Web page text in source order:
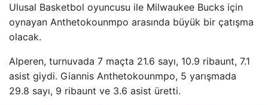
Ulusal Basketbol oyuncusu ile Milwaukee Bucks için
oynayan Anthetokounmpo arasında büyük bir çatışma
olacak.
Alperen, turnuvada 7 maçta 21.6 sayı, 10.9 ribaunt, 7.1
asist giydi. Giannis Anthetokounmpo, 5 yarışmada
29.8 sayı, 9 ribaunt ve 3.6 asist üretti.